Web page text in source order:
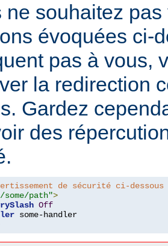
ne souhaitez
évoquées ci-
pas à vous,
la redirection
Gardez
des
de sécurité ci-
some/path">
Off